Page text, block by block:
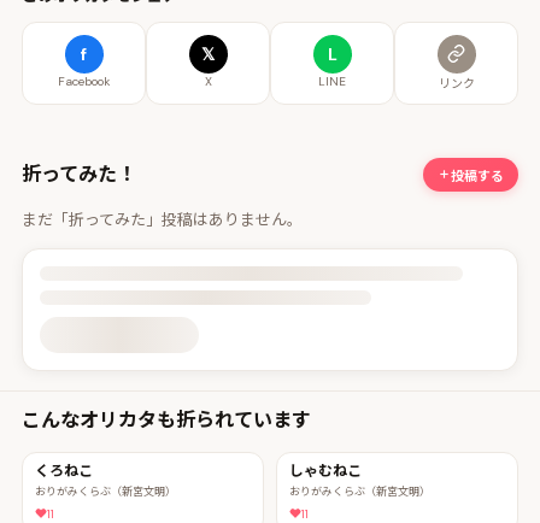
f
Facebook
𝕏
X
L
LINE リンク
折ってみた！ 投稿する
まだ「折ってみた」投稿はありません。
投稿詳細を読み込んでいます
こんなオリカタも折られています
くろねこ
おりがみくらぶ（新宮文明）
11
しゃむねこ
おりがみくらぶ（新宮文明）
11